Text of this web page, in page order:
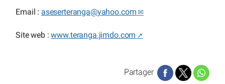
Email : aseserteranga@yahoo.com
Site web :www.teranga.jimdo.com
Partager